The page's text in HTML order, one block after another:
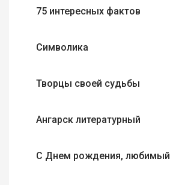
75 интересных фактов
Символика
Творцы своей судьбы
Ангарск литературный
С Днем рождения, любимый